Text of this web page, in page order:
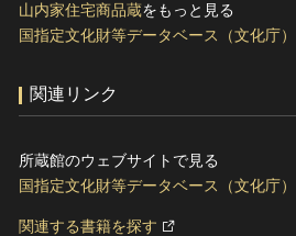
山内家住宅商品蔵をもっと見る
国指定文化財等データベース（文化庁）
関連リンク
所蔵館のウェブサイトで見る
国指定文化財等データベース（文化庁）
関連する書籍を探す